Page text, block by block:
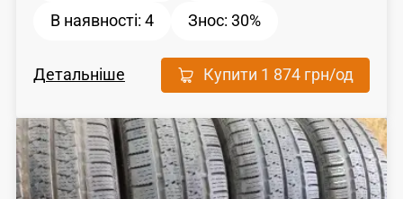
В наявності: 4 Знос:30%
Детальніше Купити 1 874 грн/од